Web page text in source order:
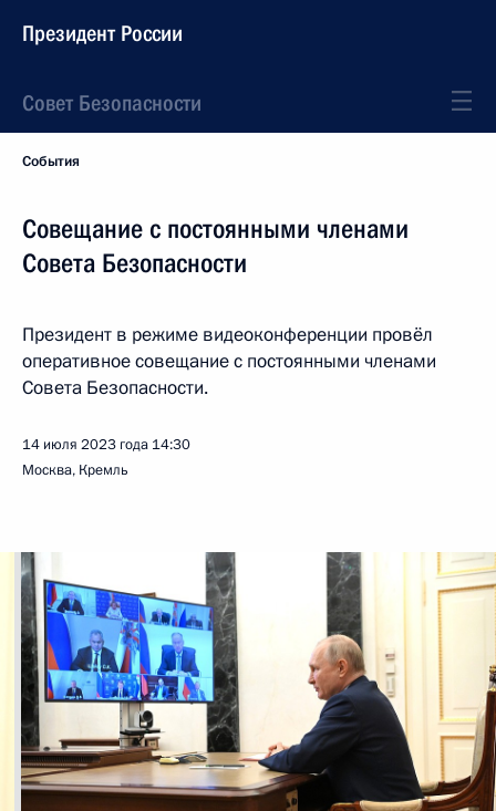
Президент России
Совет Безопасности
События
Совещание с постоянными членами
Совета Безопасности
Президент в режиме видеоконференции провёл
оперативное совещание с постоянными членами
Совета Безопасности.
14 июля 2023 года 14:30
Москва, Кремль